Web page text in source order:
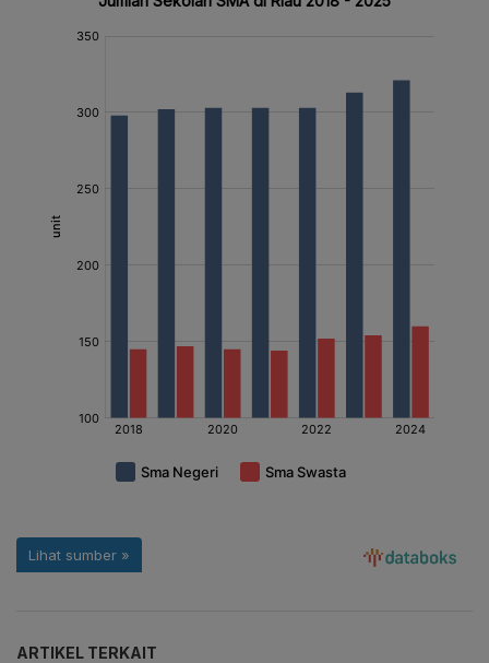
ARTIKEL TERKAIT